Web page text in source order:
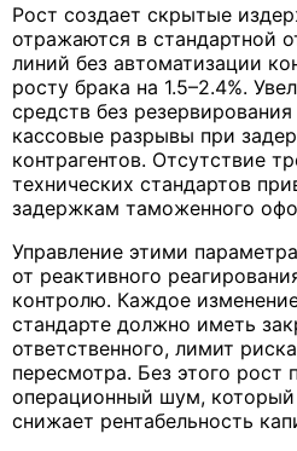
Рост создает скрытые
отражаются в стандартной
линий без автоматизации
росту брака на 1.5–2.4%.
средств без
кассовые разрывы при
контрагентов. Отсутствие
технических стандартов
задержкам таможенного
Управление этими
от реактивного
контролю. Каждое
стандарте должно иметь
ответственного, лимит
пересмотра. Без этого рост
операционный шум,
снижает рентабельность